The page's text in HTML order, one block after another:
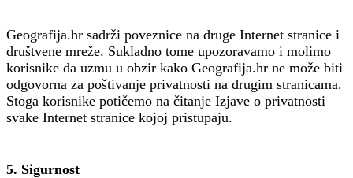
Geografija.hr sadrži poveznice na druge Internet stranice i
društvene mreže. Sukladno tome upozoravamo i molimo
korisnike da uzmu u obzir kako Geografija.hr ne može biti
odgovorna za poštivanje privatnosti na drugim stranicama.
Stoga korisnike potičemo na čitanje Izjave o privatnosti
svake Internet stranice kojoj pristupaju.
5. Sigurnost